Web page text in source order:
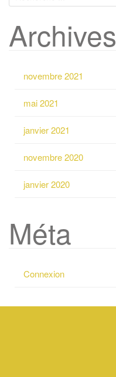
e
h
Archives
novembre 2021
mai 2021
janvier 2021
novembre 2020
janvier 2020
Méta
Connexion